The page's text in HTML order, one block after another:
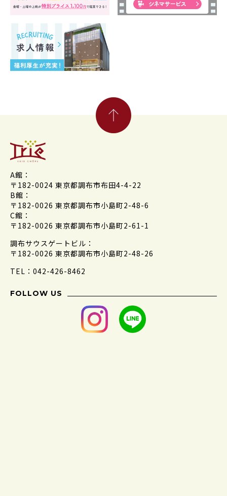
A館：
〒182-0024 東京都調布市布田4-4-22
B館：
〒182-0026 東京都調布市小島町2-48-6
C館：
〒182-0026 東京都調布市小島町2-61-1
調布サウスゲートビル：
〒182-0026 東京都調布市小島町2-48-26
TEL：042-426-8462
FOLLOW US